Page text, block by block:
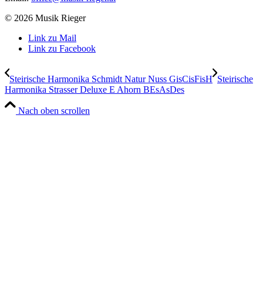
© 2026 Musik Rieger
Link zu Mail
Link zu Facebook
Steirische Harmonika Schmidt Natur Nuss GisCisFisH Steirische
Harmonika Strasser Deluxe E Ahorn BEsAsDes
Nach oben scrollen